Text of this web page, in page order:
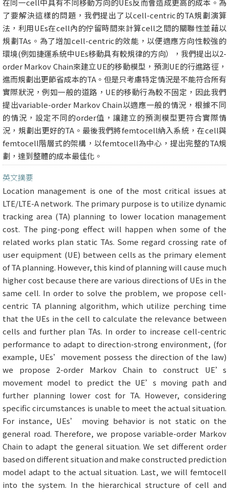
在同一cell中具有不同移動方向的UEs反而會造成更高的成本。為
了要解決這樣的問題，我們提出了以cell-centric的TA規劃演算
法，利用UEs在cell內的佇留時間來計算cell之間的關聯性並藉以
規劃TAs。為了增加cell-centric的效能，以便適應方向性較強的
環境(例如捷運系統中UEs移動具有較規律的方向），我們提出以2-
order Markov Chain來建立UE的移動模型，預測UE的行進路徑，
進而規劃出更節省成本的TA。但是只考慮特定情況是不能符合所有
實際狀況，例如一般的道路，UE的移動行為較不固定，因此我們
提出variable-order Markov Chain以適應一般的情況，根據不同
的情況，設定不同的order值，讓建立的預測模型更符合實際情
況，規劃出更好的TA。最後我們將femtocell納入系統，在cell與
femtocell階層式的架構，以femtocell為中心，提出完整的TA規
劃，達到整體的成本最佳化。
英文摘要
Location management is one of the most critical issues at
LTE/LTE-A network. The primary purpose is to utilize dynamic
tracking area (TA) planning to lower location management
cost. The ping-pong effect will happen when some of the
related works plan static TAs. Some regard crossing rate of
user equipment (UE) between cells as the primary element
of TA planning. However, this kind of planning will cause much
higher cost because there are various directions of UEs in the
same cell. In order to solve the problem, we propose cell-
centric TA planning algorithm, which utilize perching time
that the UEs in the cell to calculate the relevance between
cells and further plan TAs. In order to increase cell-centric
performance to adapt to direction-strong environment, (for
example, UEs’movement possess the direction of the law)
we propose 2-order Markov Chain to construct UE’s
movement model to predict the UE’s moving path and
further planning lower cost for TA. However, considering
specific circumstances is unable to meet the actual situation.
For instance, UEs’ moving behavior is not static on the
general road. Therefore, we propose variable-order Markov
Chain to adapt the general situation. We set different order
based on different situation and make constructed prediction
model adapt to the actual situation. Last, we will femtocell
into the system. In the hierarchical structure of cell and